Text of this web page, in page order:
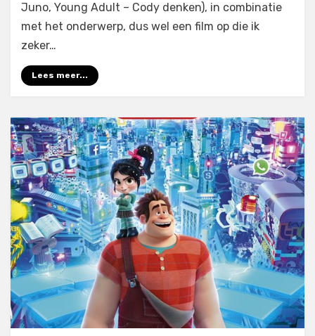
Juno, Young Adult – Cody denken), in combinatie
met het onderwerp, dus wel een film op die ik
zeker…
Lees meer...